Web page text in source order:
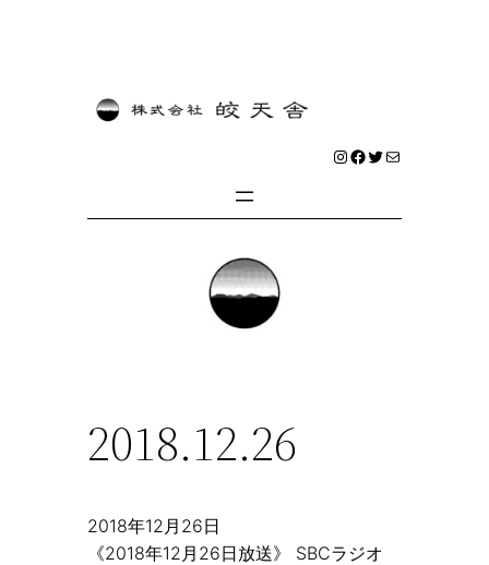
Instagram
Facebook
Twitter
メール
2018.12.26
2018年12月26日
《2018年12月26日放送》 SBCラジオ